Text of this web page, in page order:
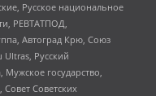
Русское национальное
РЕВТАТПОД,
Автоград Крю, Союз
Русский
государство,
Советских